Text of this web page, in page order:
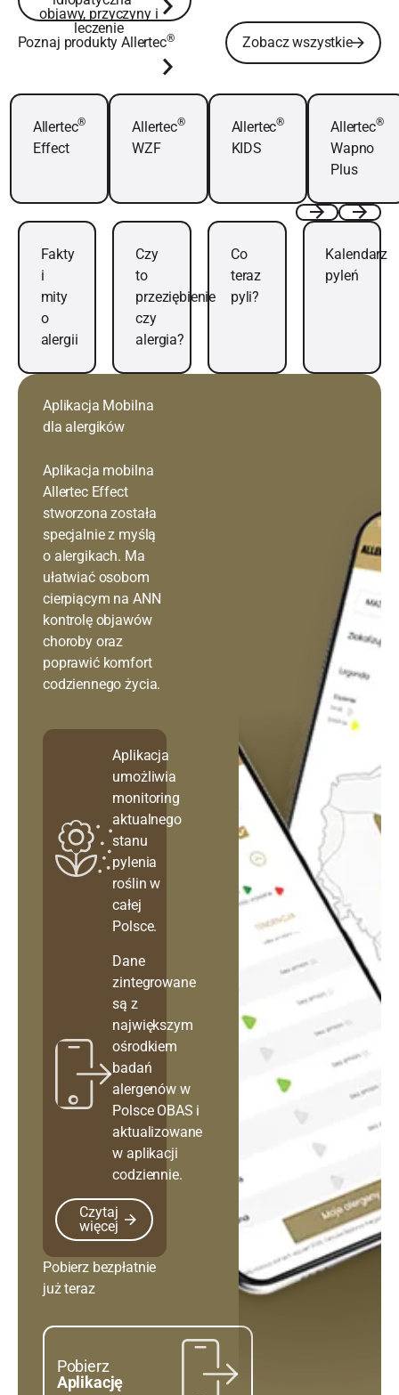
objawy, przyczyny i
leczenie
Poznaj produkty Allertec® Zobacz wszystkie
Zobacz wszystkie
Allertec®
Effect
Dowiedz się więcej
Allertec®
WZF
Dowiedz się więcej
Allertec®
KIDS
Dowiedz się więcej
Allertec®
Wapno
Plus
Dowiedz się
Fakty
i
mity
o
alergii
Dowiedz się więcej
Czy
to
przeziębienie
czy
alergia?
Dowiedz się więcej
Co
teraz
pyli?
Dowiedz się więcej
Kalendarz
pyleń
Dowiedz się
Aplikacja Mobilna
dla alergików
Aplikacja mobilna
Allertec Effect
stworzona została
specjalnie z myślą
o alergikach. Ma
ułatwiać osobom
cierpiącym na ANN
kontrolę objawów
choroby oraz
poprawić komfort
codziennego życia.
Aplikacja
umożliwia
monitoring
aktualnego
stanu
pylenia
roślin w
całej
Polsce.
Dane
zintegrowane
są z
największym
ośrodkiem
badań
alergenów w
Polsce OBAS i
aktualizowane
w aplikacji
codziennie.
Czytaj więcej
Czytaj
więcej
Pobierz bezpłatnie
już teraz
Pobierz
Aplikację